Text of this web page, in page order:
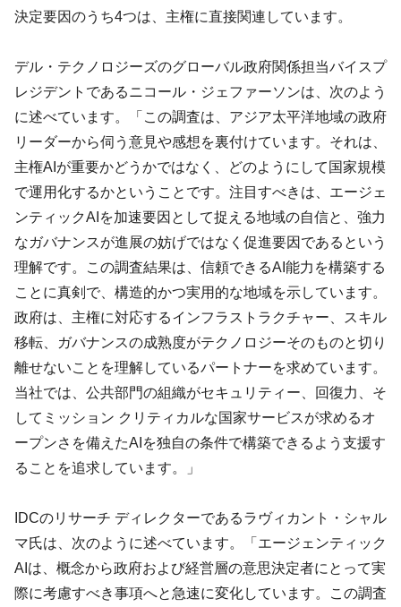
決定要因のうち4つは、主権に直接関連しています。
デル・テクノロジーズのグローバル政府関係担当バイスプ
レジデントであるニコール・ジェファーソンは、次のよう
に述べています。「この調査は、アジア太平洋地域の政府
リーダーから伺う意見や感想を裏付けています。それは、
主権AIが重要かどうかではなく、どのようにして国家規模
で運用化するかということです。注目すべきは、エージェ
ンティックAIを加速要因として捉える地域の自信と、強力
なガバナンスが進展の妨げではなく促進要因であるという
理解です。この調査結果は、信頼できるAI能力を構築する
ことに真剣で、構造的かつ実用的な地域を示しています。
政府は、主権に対応するインフラストラクチャー、スキル
移転、ガバナンスの成熟度がテクノロジーそのものと切り
離せないことを理解しているパートナーを求めています。
当社では、公共部門の組織がセキュリティー、回復力、そ
してミッション クリティカルな国家サービスが求めるオ
ープンさを備えたAIを独自の条件で構築できるよう支援す
ることを追求しています。」
IDCのリサーチ ディレクターであるラヴィカント・シャル
マ氏は、次のように述べています。「エージェンティック
AIは、概念から政府および経営層の意思決定者にとって実
際に考慮すべき事項へと急速に変化しています。この調査